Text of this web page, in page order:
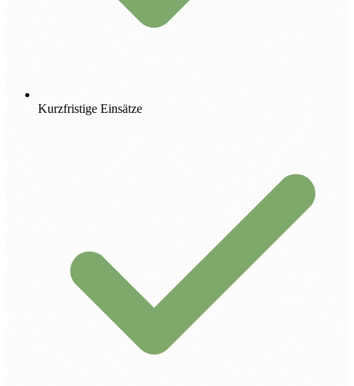
Kurzfristige Einsätze